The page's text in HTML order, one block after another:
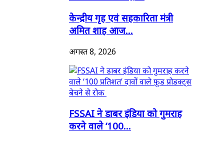
केन्द्रीय गृह एवं सहकारिता मंत्री
अमित शाह आज...
अगस्त 8, 2026
FSSAI ने डाबर इंडिया को गुमराह
करने वाले ‘100...